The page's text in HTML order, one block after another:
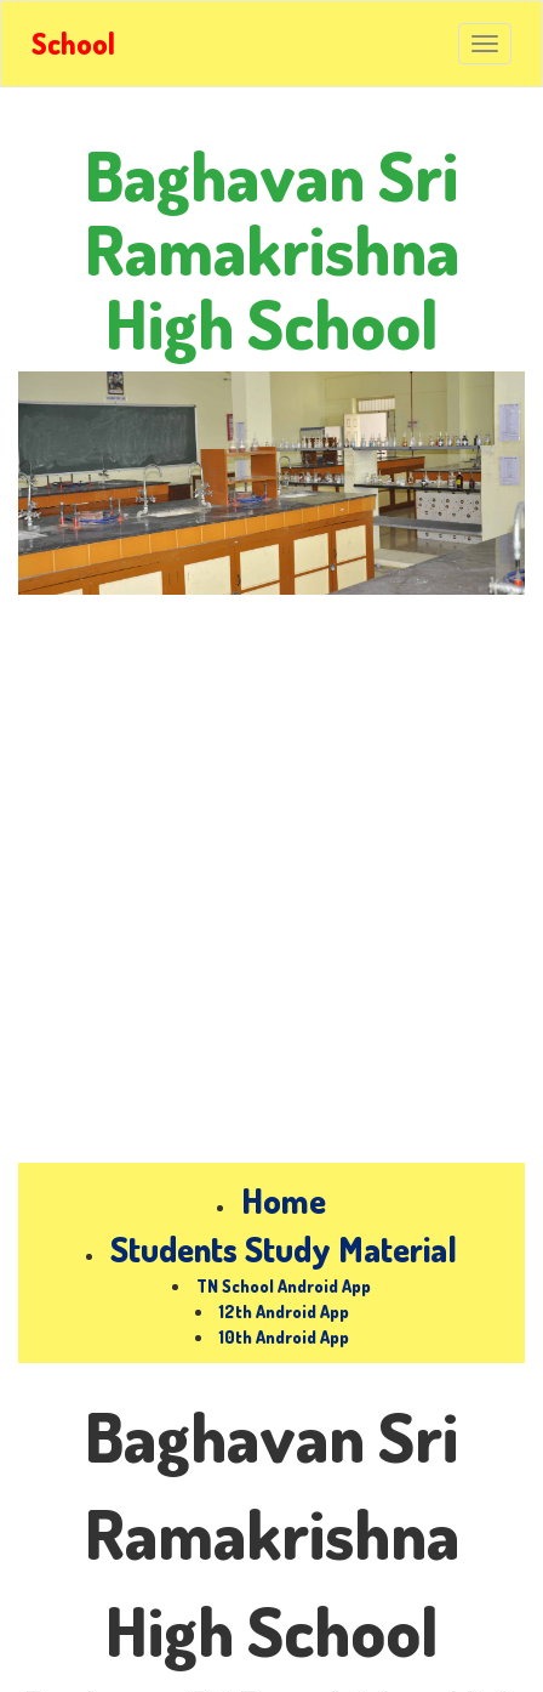
School
Baghavan Sri
Ramakrishna
High School
Home
Students Study Material
TN School Android App
12th Android App
10th Android App
Baghavan Sri
Ramakrishna
High School